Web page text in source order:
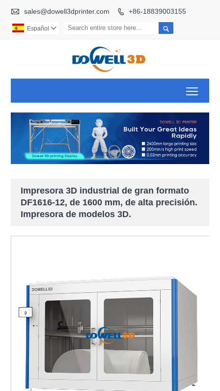
 sales@dowell3dprinter.com  +86-18839003155

Español 
Impresora 3D industrial de gran formato
DF1616-12, de 1600 mm, de alta precisión.
Impresora de modelos 3D.